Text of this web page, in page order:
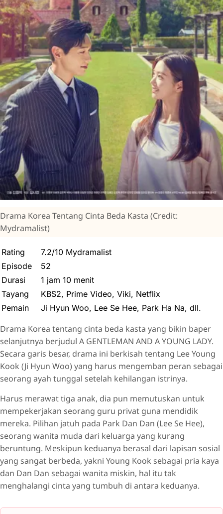
Drama Korea Tentang Cinta Beda Kasta (Credit:
Mydramalist)
Rating
7.2/10 Mydramalist
Episode
52
Durasi
1 jam 10 menit
Tayang
KBS2, Prime Video, Viki, Netflix
Pemain
Ji Hyun Woo, Lee Se Hee, Park Ha Na, dll.
Drama Korea tentang cinta beda kasta yang bikin baper
selanjutnya berjudul A GENTLEMAN AND A YOUNG LADY.
Secara garis besar, drama ini berkisah tentang Lee Young
Kook (Ji Hyun Woo) yang harus mengemban peran sebagai
seorang ayah tunggal setelah kehilangan istrinya.
Harus merawat tiga anak, dia pun memutuskan untuk
mempekerjakan seorang guru privat guna mendidik
mereka. Pilihan jatuh pada Park Dan Dan (Lee Se Hee),
seorang wanita muda dari keluarga yang kurang
beruntung. Meskipun keduanya berasal dari lapisan sosial
yang sangat berbeda, yakni Young Kook sebagai pria kaya
dan Dan Dan sebagai wanita miskin, hal itu tak
menghalangi cinta yang tumbuh di antara keduanya.